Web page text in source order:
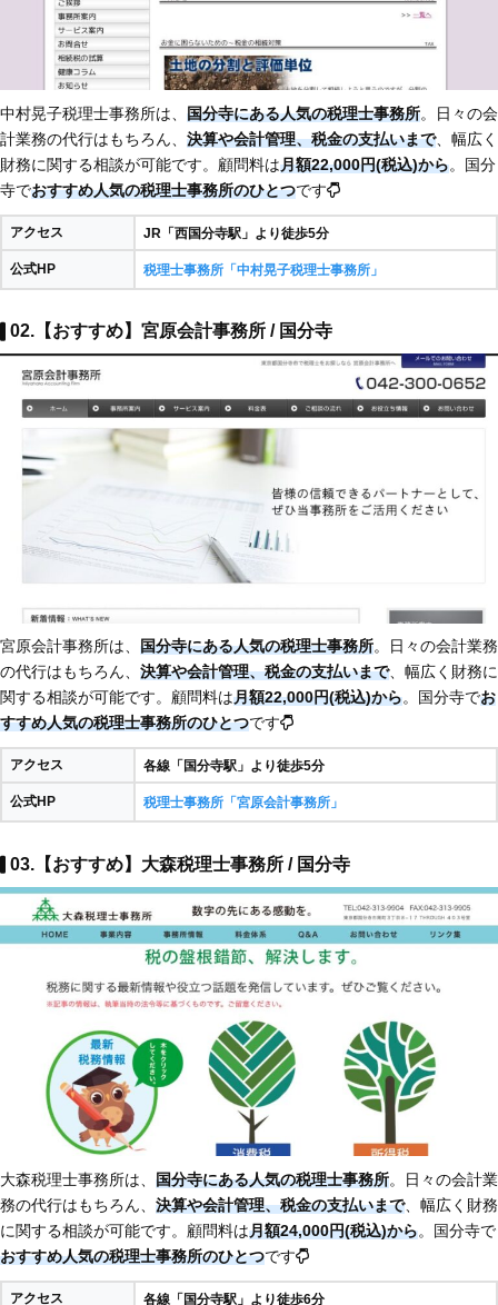
中村晃子税理士事務所は、 国分寺にある人気の税理士事務所。日々の会
計業務の代行はもちろん、 決算や会計管理、税金の支払いまで、幅広く
財務に関する相談が可能です。顧問料は月額22,000円(税込)から。国分
寺でおすすめ人気の税理士事務所のひとつです
アクセス JR「西国分寺駅」より徒歩5分
公式HP 税理士事務所「中村晃子税理士事務所」
02.【おすすめ】宮原会計事務所 / 国分寺
宮原会計事務所は、 国分寺にある人気の税理士事務所。日々の会計業務
の代行はもちろん、 決算や会計管理、税金の支払いまで、幅広く財務に
関する相談が可能です。顧問料は月額22,000円(税込)から。国分寺でお
すすめ人気の税理士事務所のひとつです
アクセス 各線「国分寺駅」より徒歩5分
公式HP 税理士事務所「宮原会計事務所」
03.【おすすめ】大森税理士事務所 / 国分寺
大森税理士事務所は、 国分寺にある人気の税理士事務所。日々の会計業
務の代行はもちろん、 決算や会計管理、税金の支払いまで、幅広く財務
に関する相談が可能です。顧問料は月額24,000円(税込)から。国分寺で
おすすめ人気の税理士事務所のひとつです
アクセス 各線「国分寺駅」より徒歩6分